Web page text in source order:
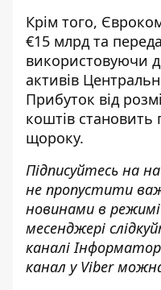
Крім того,
€15 млрд та
використовуючи
активів
Прибуток від
коштів
щороку.
Підписуйтесь на
не пропустити
новинами в
месенджері
каналі
канал у Viber